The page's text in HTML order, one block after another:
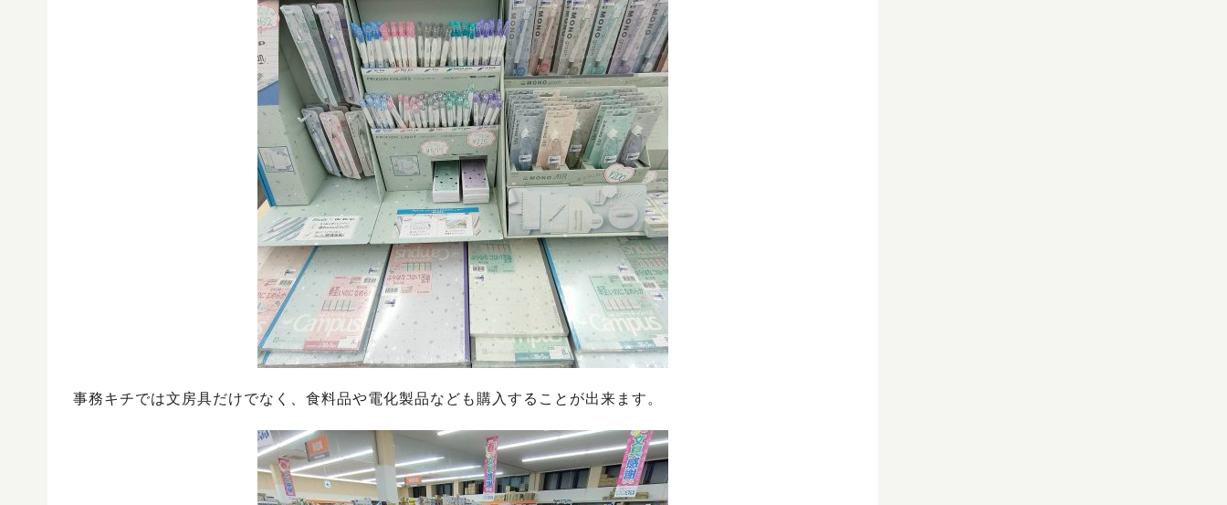
事務キチでは文房具だけでなく、食料品や電化製品なども購入することが出来ます。